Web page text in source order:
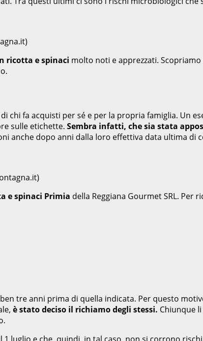
ricotta e spinaci molto noti e apprezzati.
chi fa acquisti per sé e per la propria famiglia. Un
sulle etichette. Sembra infatti, che sia stata
anche dopo anni dalla loro effettiva data ultima di
e spinaci Primia della Reggiana Gourmet SRL. Per
tre anni prima di quella indicata. Per questo
è stato deciso il richiamo degli stessi. Chiunque